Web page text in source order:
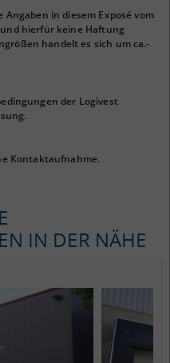
in diesem Exposé vom
hierfür keine Haftung
handelt es sich um ca.-
der Logivest
Kontaktaufnahme.
IN DER NÄHE